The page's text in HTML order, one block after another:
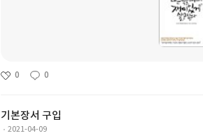
0 0
기본장서 구입
2021-04-09